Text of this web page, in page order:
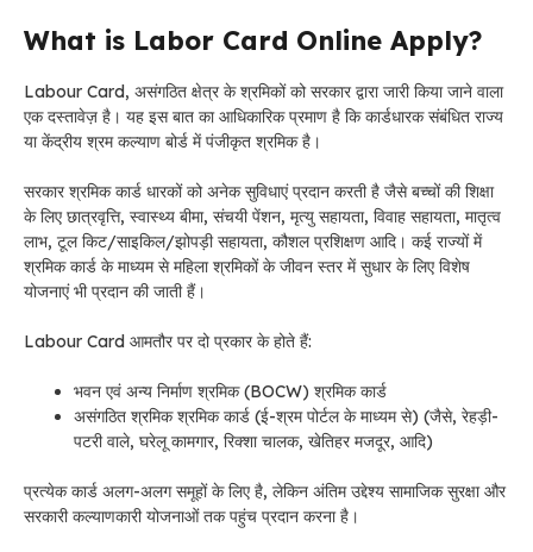
What is Labor Card Online Apply?
Labour Card, असंगठित क्षेत्र के श्रमिकों को सरकार द्वारा जारी किया जाने वाला
एक दस्तावेज़ है। यह इस बात का आधिकारिक प्रमाण है कि कार्डधारक संबंधित राज्य
या केंद्रीय श्रम कल्याण बोर्ड में पंजीकृत श्रमिक है।
सरकार श्रमिक कार्ड धारकों को अनेक सुविधाएं प्रदान करती है जैसे बच्चों की शिक्षा
के लिए छात्रवृत्ति, स्वास्थ्य बीमा, संचयी पेंशन, मृत्यु सहायता, विवाह सहायता, मातृत्व
लाभ, टूल किट/साइकिल/झोपड़ी सहायता, कौशल प्रशिक्षण आदि। कई राज्यों में
श्रमिक कार्ड के माध्यम से महिला श्रमिकों के जीवन स्तर में सुधार के लिए विशेष
योजनाएं भी प्रदान की जाती हैं।
Labour Card आमतौर पर दो प्रकार के होते हैं:
भवन एवं अन्य निर्माण श्रमिक (BOCW) श्रमिक कार्ड
असंगठित श्रमिक श्रमिक कार्ड (ई-श्रम पोर्टल के माध्यम से) (जैसे, रेहड़ी-
पटरी वाले, घरेलू कामगार, रिक्शा चालक, खेतिहर मजदूर, आदि)
प्रत्येक कार्ड अलग-अलग समूहों के लिए है, लेकिन अंतिम उद्देश्य सामाजिक सुरक्षा और
सरकारी कल्याणकारी योजनाओं तक पहुंच प्रदान करना है।